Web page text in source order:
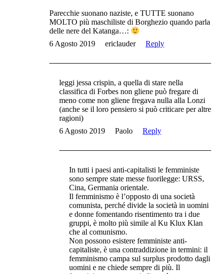
Parecchie suonano naziste, e TUTTE suonano
MOLTO più maschiliste di Borghezio quando parla
delle nere del Katanga…:
6 Agosto 2019
ericlauder Reply
leggi jessa crispin, a quella di stare nella
classifica di Forbes non gliene può fregare di
meno come non gliene fregava nulla alla Lonzi
(anche se il loro pensiero si può criticare per altre
ragioni)
6 Agosto 2019
Paolo Reply
In tutti i paesi anti-capitalisti le femministe
sono sempre state messe fuorilegge: URSS,
Cina, Germania orientale.
Il femminismo è l’opposto di una società
comunista, perché divide la società in uomini
e donne fomentando risentimento tra i due
gruppi, è molto più simile al Ku Klux Klan
che al comunismo.
Non possono esistere femministe anti-
capitaliste, è una contraddizione in termini: il
femminismo campa sul surplus prodotto dagli
uomini e ne chiede sempre di più. Il